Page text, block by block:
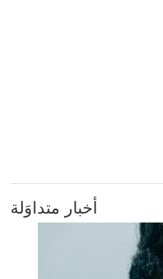
أخبار متداوَلة